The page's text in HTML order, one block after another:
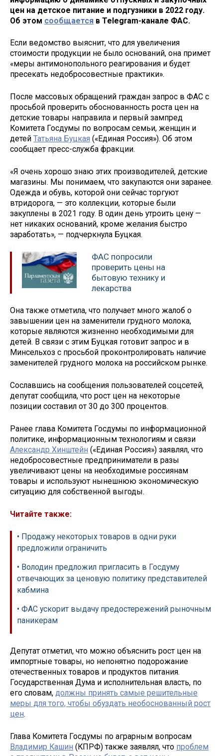
цен на детское питание и подгузники в 2022 году.
Об этом сообщается в Telegram-канале ФАС.
Если ведомство выяснит, что для увеличения
стоимости продукции не было оснований, она примет
«меры антимонопольного реагирования и будет
пресекать недобросовестные практики».
После массовых обращений граждан запрос в ФАС с
просьбой проверить обоснованность роста цен на
детские товары направила и первый зампред
Комитета Госдумы по вопросам семьи, женщин и
детей Татьяна Буцкая («Единая Россия»). Об этом
сообщает пресс-служба фракции.
«Я очень хорошо знаю этих производителей, детские
магазины. Мы понимаем, что закупаются они заранее.
Одежда и обувь, которой они сейчас торгуют
втридорога, — это коллекции, которые были
закуплены в 2021 году. В один день утроить цену —
нет никаких оснований, кроме желания быстро
заработать», — подчеркнула Буцкая.
ФАС попросили
проверить цены на
бытовую технику и
лекарства
Она также отметила, что получает много жалоб о
завышении цен на заменители грудного молока,
которые являются жизненно необходимыми для
детей. В связи с этим Буцкая готовит запрос и в
Минсельхоз с просьбой проконтролировать наличие
заменителей грудного молока на российском рынке.
Сославшись на сообщения пользователей соцсетей,
депутат сообщила, что рост цен на некоторые
позиции составил от 30 до 300 процентов.
Ранее глава Комитета Госдумы по информационной
политике, информационным технологиям и связи
Александр Хинштейн («Единая Россия») заявлял, что
недобросовестные предприниматели в разы
увеличивают цены на необходимые россиянам
товары и используют нынешнюю экономическую
ситуацию для собственной выгоды.
Читайте также:
• Продажу некоторых товаров в одни руки
предложили ограничить
• Володин предложил пригласить в Госдуму
отвечающих за ценовую политику представителей
кабмина
• ФАС ускорит выдачу предостережений рыночным
паникерам
Депутат отметил, что можно объяснить рост цен на
импортные товары, но непонятно подорожание
отечественных товаров и продуктов питания.
Государственная Дума и исполнительная власть, по
его словам, должны принять самые решительные
меры для того, чтобы обуздать необоснованный рост
цен.
Глава Комитета Госдумы по аграрным вопросам
Владимир Кашин (КПРФ) также заявлял, что проблем